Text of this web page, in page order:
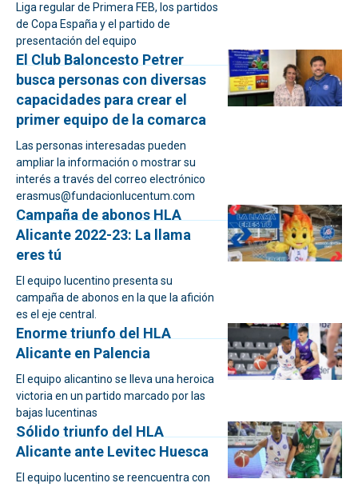
Liga regular de Primera FEB, los partidos
de Copa España y el partido de
presentación del equipo
El Club Baloncesto Petrer
busca personas con diversas
capacidades para crear el
primer equipo de la comarca
Las personas interesadas pueden
ampliar la información o mostrar su
interés a través del correo electrónico
erasmus@fundacionlucentum.com
Campaña de abonos HLA
Alicante 2022-23: La llama
eres tú
El equipo lucentino presenta su
campaña de abonos en la que la afición
es el eje central.
Enorme triunfo del HLA
Alicante en Palencia
El equipo alicantino se lleva una heroica
victoria en un partido marcado por las
bajas lucentinas
Sólido triunfo del HLA
Alicante ante Levitec Huesca
El equipo lucentino se reencuentra con